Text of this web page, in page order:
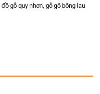
đồ gỗ quy nhơn, gỗ gõ bông lau